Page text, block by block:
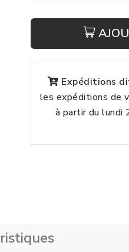
Expéditions
les expéditions de
à partir du lundi